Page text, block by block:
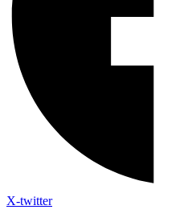
X-twitter